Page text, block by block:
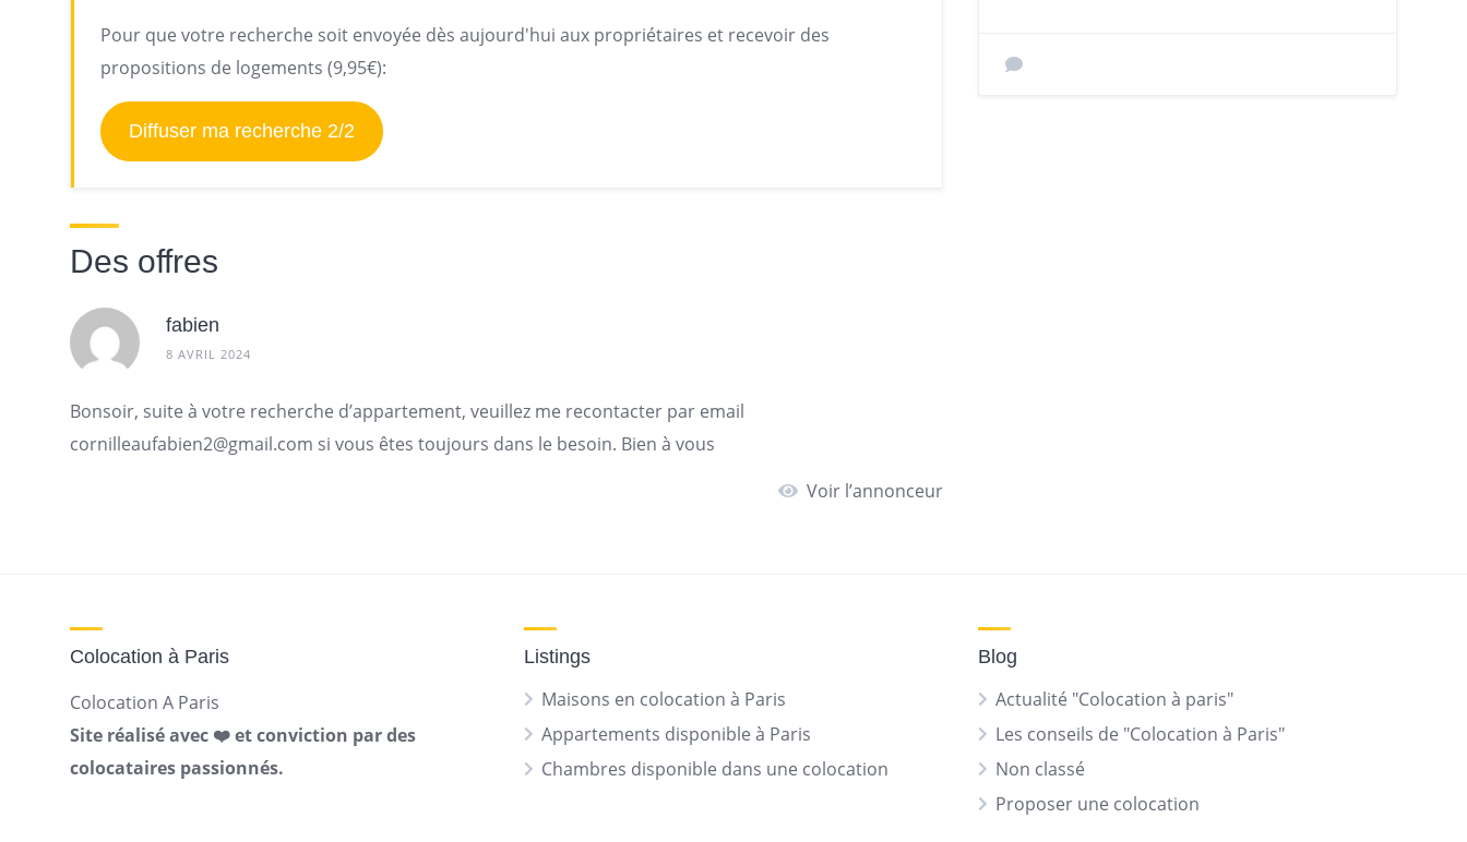
Pour que votre recherche soit envoyée dès aujourd'hui aux propriétaires et recevoir des
propositions de logements (9,95€):
Diffuser ma recherche 2/2
Des offres
fabien
8 AVRIL 2024
Bonsoir, suite à votre recherche d’appartement, veuillez me recontacter par email
cornilleaufabien2@gmail.com si vous êtes toujours dans le besoin. Bien à vous
Voir l’annonceur
Colocation à Paris
Colocation A Paris
Site réalisé avec ❤️ et conviction par des
colocataires passionnés.
Listings
Maisons en colocation à Paris
Appartements disponible à Paris
Chambres disponible dans une colocation
Blog
Actualité "Colocation à paris"
Les conseils de "Colocation à Paris"
Non classé
Proposer une colocation